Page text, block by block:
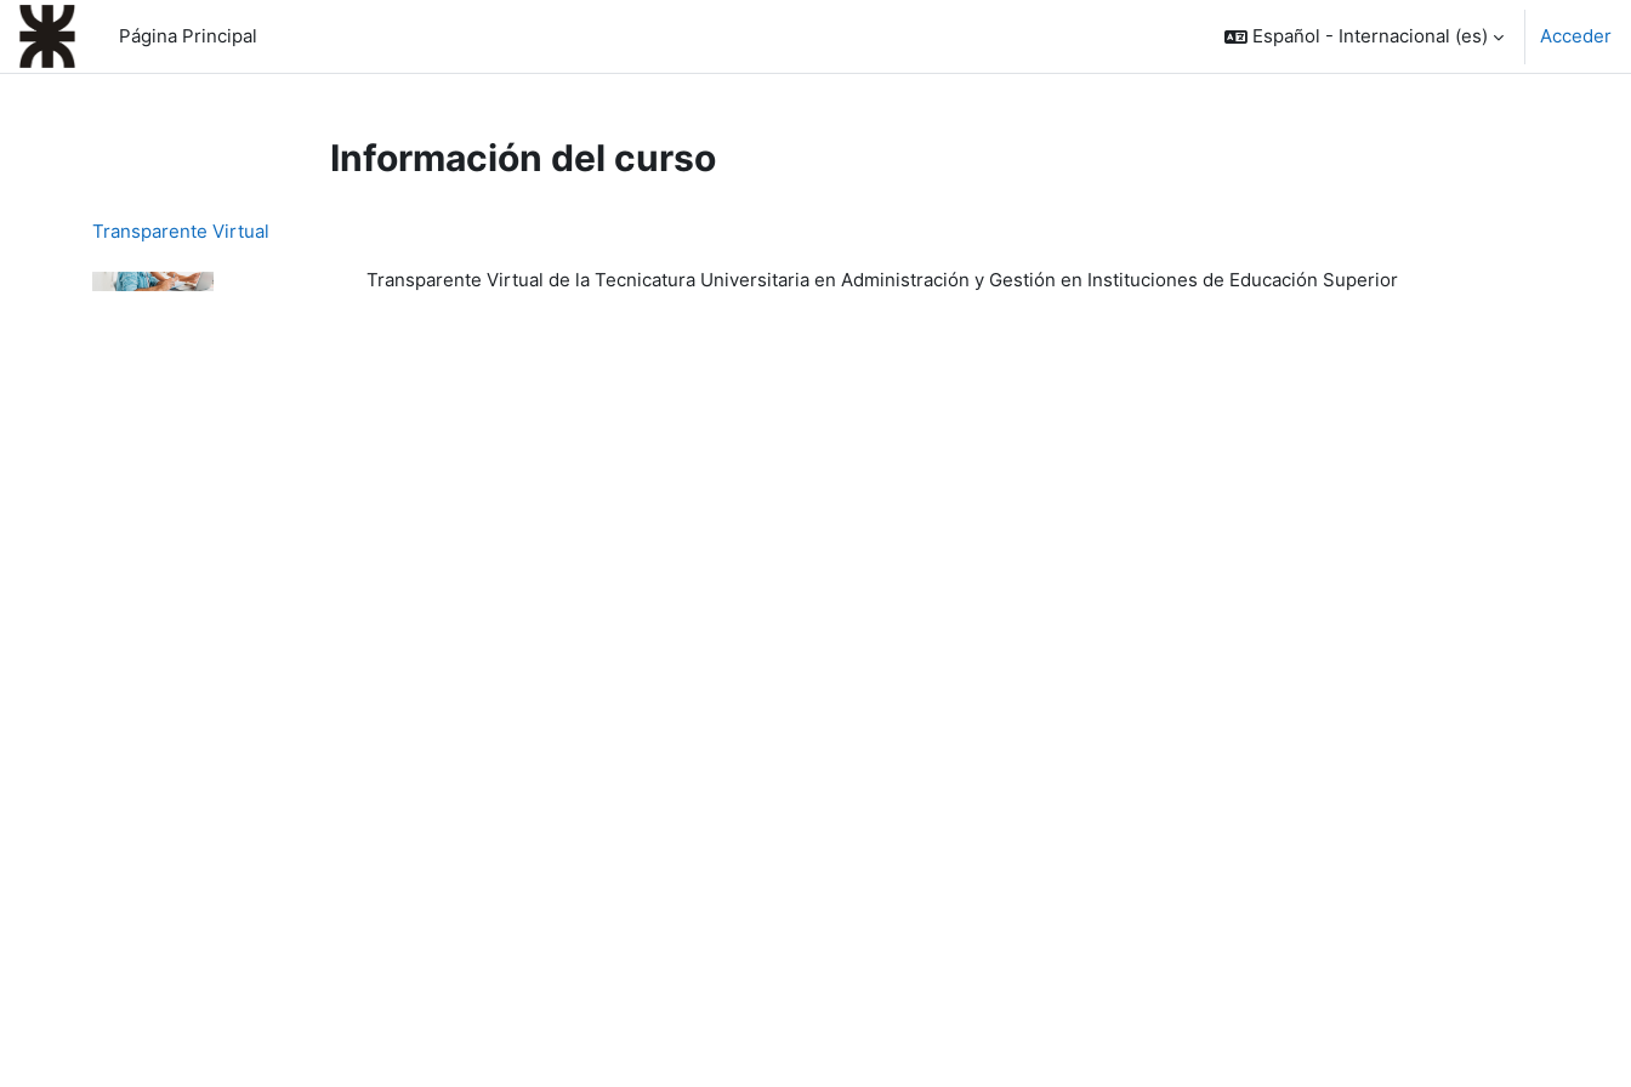
Salta al contenido principal
Página Principal
Español - Internacional ‎(es)‎ Acceder
Información del curso
Transparente Virtual
Transparente Virtual de la Tecnicatura Universitaria en Administración y Gestión en Instituciones de Educación Superior